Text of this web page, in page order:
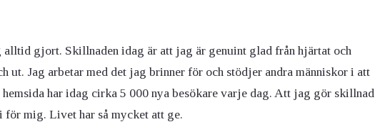
gjort. Skillnaden idag är att jag är genuint glad från hjärtat och
ut. Jag arbetar med det jag brinner för och stödjer andra människor i att
har idag cirka 5 000 nya besökare varje dag. Att jag gör skillnad
för mig. Livet har så mycket att ge.